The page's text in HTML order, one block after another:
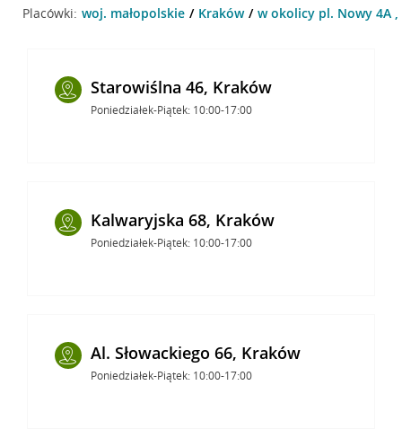
Placówki: woj. małopolskie Kraków w okolicy pl. Nowy 4A ,
Starowiślna 46, Kraków
Poniedziałek-Piątek: 10:00-17:00
Kalwaryjska 68, Kraków
Poniedziałek-Piątek: 10:00-17:00
Al. Słowackiego 66, Kraków
Poniedziałek-Piątek: 10:00-17:00